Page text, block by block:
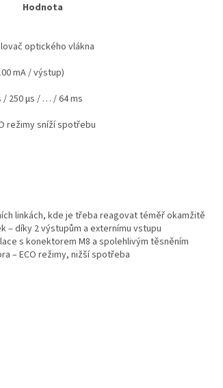
Hodnota
optického vlákna
mA / výstup)
/ 250 µs / … / 64 ms
režimy sníží spotřebu
linkách, kde je třeba reagovat téměř okamžitě
– díky 2 výstupům a externímu vstupu
s konektorem M8 a spolehlivým těsněním
– ECO režimy, nižší spotřeba